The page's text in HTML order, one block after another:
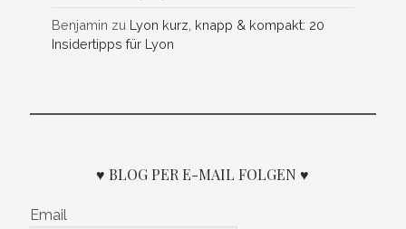
Benjamin zu Lyon kurz, knapp & kompakt: 20
Insidertipps für Lyon
♥ BLOG PER E-MAIL FOLGEN ♥
Email